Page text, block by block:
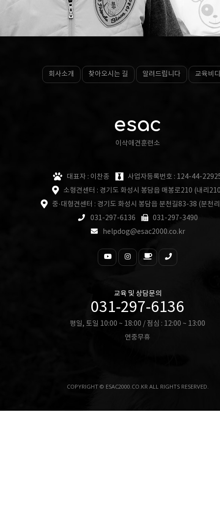
회사소개 찾아오시는 길 알려드립니다 교육비
esac
이삭애견훈련소
대표자 : 이찬종
사업자등록번호 : 124-44-
소형견센터 : 경기도 화성시 봉담읍 매봉로210 (내리
중·대형견센터 : 경기도 화성시 봉담읍 분천길83-38 (분천
031-297-6136
031-297-3490
helpdog@esac2000.co.kr
교육 및 상담문의
031-297-6136
평일, 토일 10:00 ~ 18:00 / 점심 : 12:00 ~ 13:00
연중무휴
COPYRIGHT © ESAC2000.CO.KR ALL RIGHTS RESERVED.